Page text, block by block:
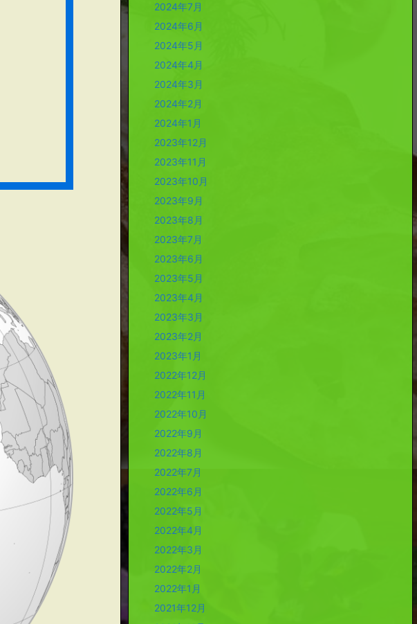
2024年7月
2024年6月
2024年5月
2024年4月
2024年3月
2024年2月
2024年1月
2023年12月
2023年11月
2023年10月
2023年9月
2023年8月
2023年7月
2023年6月
2023年5月
2023年4月
2023年3月
2023年2月
2023年1月
2022年12月
2022年11月
2022年10月
2022年9月
2022年8月
2022年7月
2022年6月
2022年5月
2022年4月
2022年3月
2022年2月
2022年1月
2021年12月